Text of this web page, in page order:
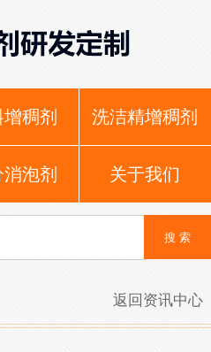
稠剂 洗洁精增稠剂
泡剂 关于我们
返回资讯中心